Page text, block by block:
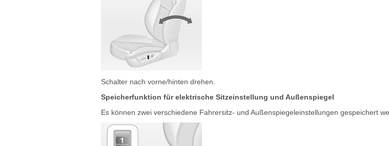
Schalter nach vorne/hinten drehen.
Speicherfunktion für elektrische Sitzeinstellung und Außenspiegel
Es können zwei verschiedene Fahrersitz- und Außenspiegeleinstellungen gespeichert